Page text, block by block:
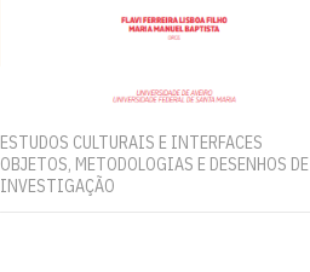
ESTUDOS CULTURAIS E INTERFACES
OBJETOS, METODOLOGIAS E DESENHOS DE
INVESTIGAÇÃO